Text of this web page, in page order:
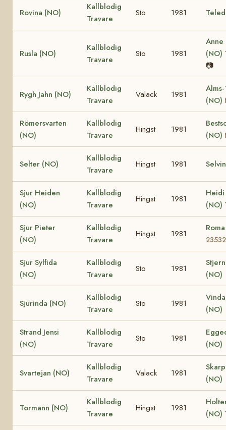
Rovina (NO)
Kallblodig
Travare
Sto 1981
Rusla (NO)
Kallblodig
Travare
Sto 1981
Anne
(NO)
📷
Rygh Jahn (NO)
Kallblodig
Travare
Valack 1981
(NO)
Römersvarten
(NO)
Kallblodig
Travare
Hingst 1981
(NO)
Selter (NO)
Kallblodig
Travare
Hingst 1981
Sjur Heiden
(NO)
Kallblodig
Travare
Hingst 1981
Heidi
(NO)
Sjur Pieter
(NO)
Kallblodig
Travare
Hingst 1981
23532
Sjur Sylfida
(NO)
Kallblodig
Travare
Sto 1981
(NO)
Sjurinda (NO)
Kallblodig
Travare
Sto 1981
(NO)
Strand Jensi
(NO)
Kallblodig
Travare
Sto 1981
(NO)
Svartejan (NO)
Kallblodig
Travare
Valack 1981
(NO)
Tormann (NO)
Kallblodig
Travare
Hingst 1981
(NO)